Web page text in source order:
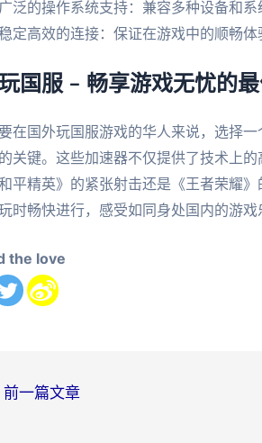
广泛的操作系统支持：兼容多种设备和系
定高效的连接：保证在游戏中的顺畅体
国服 – 畅享游戏无忧的
在国外玩国服游戏的华人来说，选择
关键。这些加速器不仅提供了技术上
平精英》的紧张射击还是《王者荣耀
时畅快进行，感受如同身处国内的游戏
the love
前一篇文章